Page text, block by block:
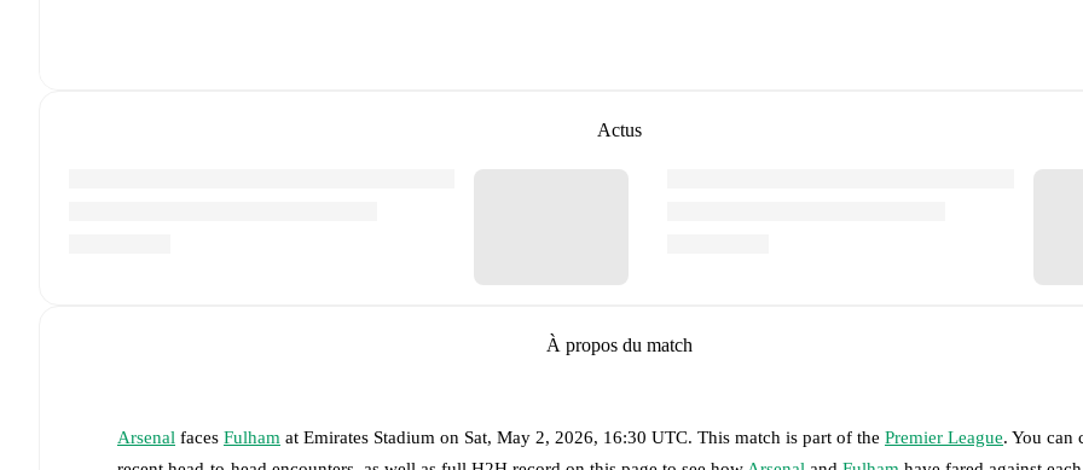
Actus
À propos du match
Arsenal faces Fulham at Emirates Stadium on Sat, May 2, 2026, 16:30 UTC. This match is part of the Premier League. You can